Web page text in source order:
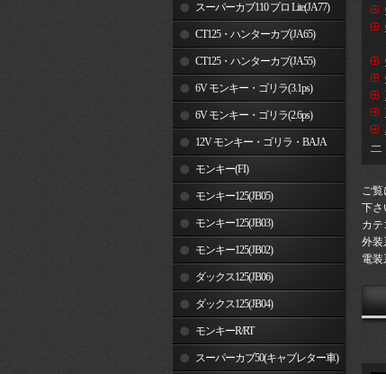
スーパーカブ110 プロ Lite(JA77)
CT125・ハンターカブ(JA65)
CT125・ハンターカブ(JA55)
6V モンキー・ゴリラ(3.1ps)
6V モンキー・ゴリラ(2.6ps)
12V モンキー・ゴリラ・BAJA
モンキー(FI)
モンキー125(JB05)
モンキー125(JB03)
モンキー125(JB02)
ダックス125(JB06)
ダックス125(JB04)
モンキーR/RT
スーパーカブ50(キャブレター車)
ー
ご
下さ
カテ
外
電